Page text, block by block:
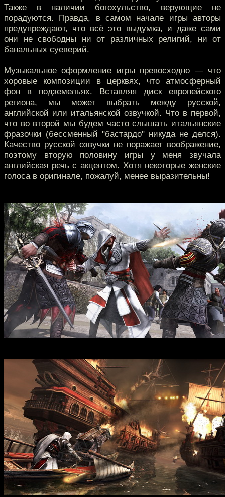
Также в наличии богохульство, верующие не
порадуются. Правда, в самом начале игры авторы
предупреждают, что всё это выдумка, и даже сами
они не свободны ни от различных религий, ни от
банальных суеверий.
Музыкальное оформление игры превосходно — что
хоровые композиции в церквях, что атмосферный
фон в подземельях. Вставляя диск европейского
региона, мы может выбрать между русской,
английской или итальянской озвучкой. Что в первой,
что во второй мы будем часто слышать итальянские
фразочки (бессменный "бастардо" никуда не делся).
Качество русской озвучки не поражает воображение,
поэтому вторую половину игры у меня звучала
английская речь с акцентом. Хотя некоторые женские
голоса в оригинале, пожалуй, менее выразительны!